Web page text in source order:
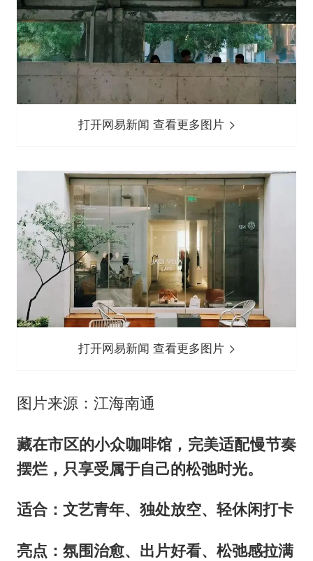
打开网易新闻 查看更多图片
打开网易新闻 查看更多图片
图片来源：江海南通
藏在市区的小众咖啡馆，完美适配慢节奏
摆烂， 只享受属于自己的松弛时光。
适合：文艺青年、独处放空、轻休闲打卡
亮点：氛围治愈、出片好看、松弛感拉满